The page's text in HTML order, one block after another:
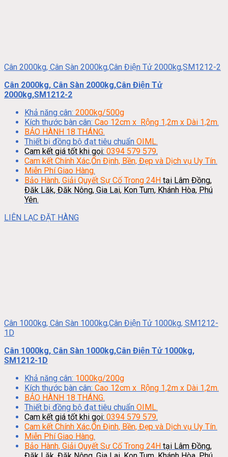
Cân 2000kg, Cân Sàn 2000kg,Cân Điện Tử 2000kg,SM1212-2
Cân 2000kg, Cân Sàn 2000kg,Cân Điện Tử
2000kg,SM1212-2
Khả năng cân: 2000kg/500g
Kích thước bàn cân: Cao 12cm x Rộng 1,2m x Dài 1,2m.
BẢO HÀNH 18 THÁNG.
Thiết bị đồng bộ đạt tiêu chuẩn OIML.
Cam kết giá tốt khi gọi: 0394 579 579.
Cam kết Chính Xác,Ổn Định, Bền, Đẹp và Dịch vụ Uy Tín.
Miễn Phí Giao Hàng.
Bảo Hành, Giải Quyết Sự Cố Trong 24H tại Lâm Đồng,
Đăk Lăk, Đăk Nông, Gia Lai, Kon Tum, Khánh Hòa, Phú
Yên.
LIÊN LẠC ĐẶT HÀNG
Cân 1000kg, Cân Sàn 1000kg,Cân Điện Tử 1000kg, SM1212-
1D
Cân 1000kg, Cân Sàn 1000kg,Cân Điện Tử 1000kg,
SM1212-1D
Khả năng cân: 1000kg/200g
Kích thước bàn cân: Cao 12cm x Rộng 1,2m x Dài 1,2m.
BẢO HÀNH 18 THÁNG.
Thiết bị đồng bộ đạt tiêu chuẩn OIML.
Cam kết giá tốt khi gọi: 0394 579 579.
Cam kết Chính Xác,Ổn Định, Bền, Đẹp và Dịch vụ Uy Tín.
Miễn Phí Giao Hàng.
Bảo Hành, Giải Quyết Sự Cố Trong 24H tại Lâm Đồng,